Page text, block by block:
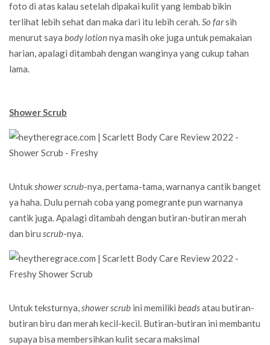
foto di atas kalau setelah dipakai kulit yang lembab bikin
terlihat lebih sehat dan maka dari itu lebih cerah.So farsih
menurut saya body lotionnya masih oke juga untuk pemakaian
harian, apalagi ditambah dengan wanginya yang cukup tahan
lama.
Shower Scrub
Untukshower scrub-nya, pertama-tama, warnanya cantik banget
ya haha. Dulu pernah coba yang pomegrante pun warnanya
cantik juga. Apalagi ditambah dengan butiran-butiran merah
dan biru scrub-nya.
Untuk teksturnya,shower scrub ini memiliki beadsatau butiran-
butiran biru dan merah kecil-kecil. Butiran-butiran ini membantu
supaya bisa membersihkan kulit secara maksimal